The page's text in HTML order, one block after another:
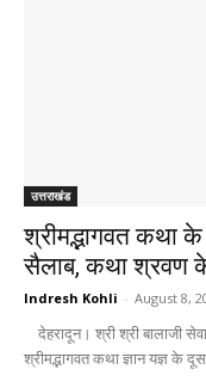
उत्तराखंड
श्रीमद्भागवत कथा
सैलाब, कथा श्रवण
Indresh Kohli - August 8,
देहरादून। श्री श्री बालाजी
श्रीमद्भागवत कथा ज्ञान यज्ञ के